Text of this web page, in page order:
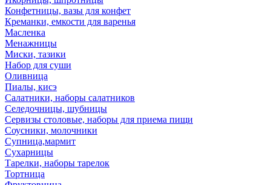
Конфетницы, вазы для конфет
Креманки, емкости для варенья
Масленка
Менажницы
Миски, тазики
Набор для суши
Оливница
Пиалы, кисэ
Салатники, наборы салатников
Селедочницы, шубницы
Сервизы столовые, наборы для приема пищи
Соусники, молочники
Супница,мармит
Сухарницы
Тарелки, наборы тарелок
Тортница